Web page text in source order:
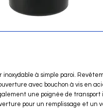
à simple paroi.
avec bouchon à vis en
une poignée de
pour un remplissage et un